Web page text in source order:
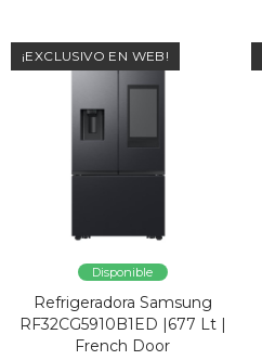
¡EXCLUSIVO EN WEB!
Disponible
Refrigeradora Samsung
RF32CG5910B1ED |677 Lt |
French Door